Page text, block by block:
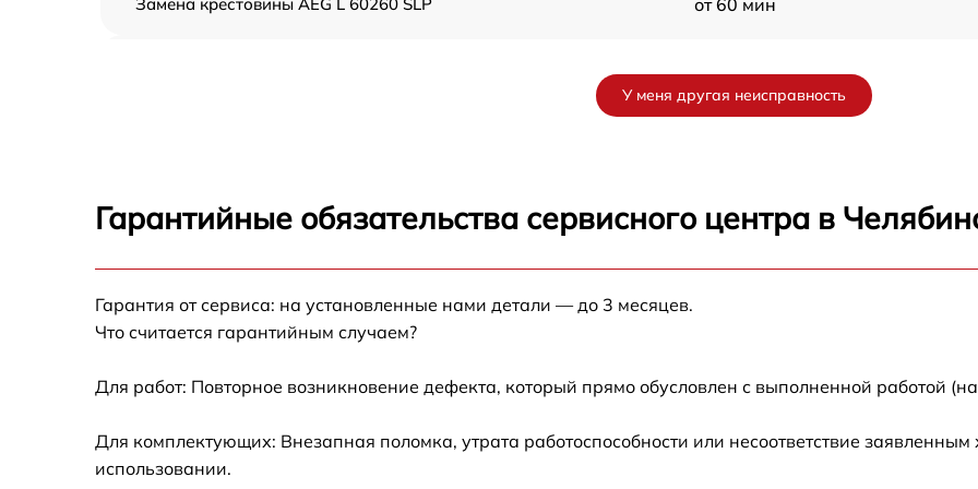
от 60 мин
Замена УБЛ AEG L 60260 SLP
60260 SLP
Замена сливного шланга AEG L 60260 SLP от 60 мин
У меня другая неисправность
Гарантийные обязательства сервисного центра в
Гарантия от сервиса: на установленные нами детали — до 3 месяцев.
Что считается гарантийным случаем?
Для работ: Повторное возникновение дефекта, который прямо обусловлен с выполненной работой
Для комплектующих: Внезапная поломка, утрата работоспособности или несоответствие
использовании.